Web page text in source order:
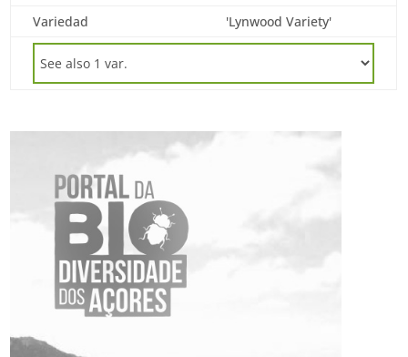
Variedad
'Lynwood Variety'